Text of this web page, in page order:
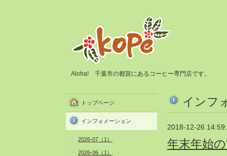
Aloha! 千葉市の都賀にあるコーヒー専門店です。
インフ
2018-12-26
年末年始
トップページ
インフォメーション
2026-07（1）
2026-06（1）